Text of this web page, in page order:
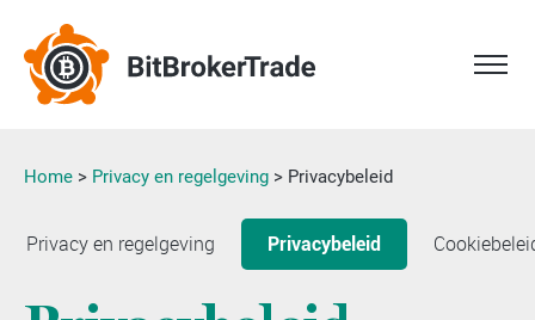
Home > Privacy en regelgeving > Privacybeleid
Privacy en regelgeving Privacybeleid